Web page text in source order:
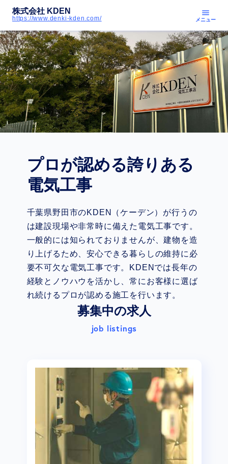
株式会社 KDEN
https://www.denki-kden.com/
menu
メニュー
プロが認める誇りある
電気工事
千葉県野田市のKDEN（ケーデン）が行うの
は建設現場や非常時に備えた電気工事です。
一般的には知られておりませんが、建物を造
り上げるため、安心できる暮らしの維持に必
要不可欠な電気工事です。KDENでは長年の
経験とノウハウを活かし、常にお客様に選ば
れ続けるプロが認める施工を行います。
募集中の求人
job listings